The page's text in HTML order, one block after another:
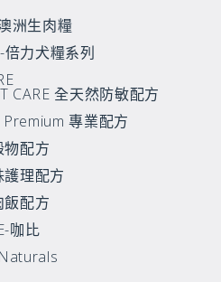
洲生肉糧
倍力犬糧系列
CARE 全天然防敏配方
專業配方
物配方
護理配方
飯配方
咖比